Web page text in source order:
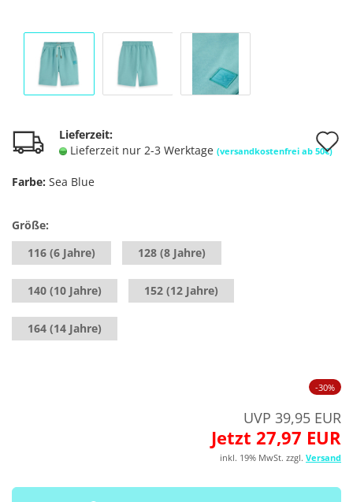
Lieferzeit:
Lieferzeit nur 2-3 Werktage (versandkostenfrei ab 50€)
Farbe: Sea Blue
Größe:
116 (6 Jahre)
128 (8 Jahre)
140 (10 Jahre) 152 (12 Jahre)
164 (14 Jahre)
-30%
UVP 39,95 EUR
Jetzt 27,97 EUR
inkl. 19% MwSt. zzgl. Versand